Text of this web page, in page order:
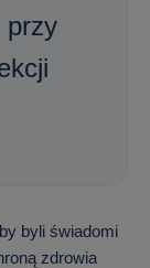
przy
byli świadomi
zdrowia